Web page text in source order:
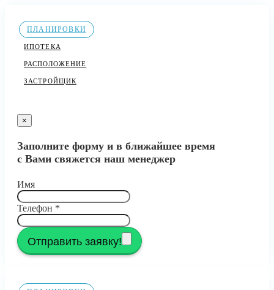
ПЛАНИРОВКИ
ИПОТЕКА
РАСПОЛОЖЕНИЕ
ЗАСТРОЙЩИК
×
Заполните форму и в ближайшее время
с Вами свяжется наш менеджер
Имя
Телефон *
Отправить заявку!